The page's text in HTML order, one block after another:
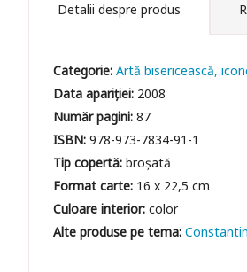
Detalii despre produs
Categorie:Artă bisericească,
Data apariției: 2008
Număr pagini:87
ISBN:978-973-7834-91-1
Tip copertă:broșată
Format carte: 16 x 22,5 cm
Culoare interior:color